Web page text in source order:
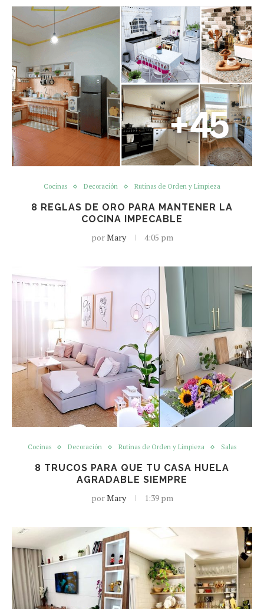
Cocinas Decoración Rutinas de Orden y Limpieza
8 REGLAS DE ORO PARA MANTENER LA
COCINA IMPECABLE
porMary 4:05 pm
Cocinas Decoración Rutinas de Orden y Limpieza Salas
8 TRUCOS PARA QUE TU CASA HUELA
AGRADABLE SIEMPRE
porMary 1:39 pm